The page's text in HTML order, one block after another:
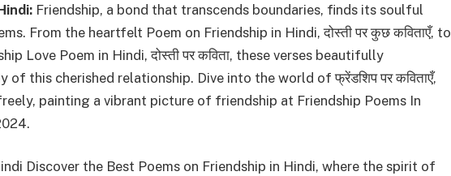
Friendship, a bond that transcends boundaries, finds its soulful
From the heartfelt Poem on Friendship in Hindi, दोस्ती पर कुछ कविताएँ, to
Love Poem in Hindi, दोस्ती पर कविता, these verses beautifully
of this cherished relationship. Dive into the world of फ्रेंडशिप पर कविताएँ,
painting a vibrant picture of friendship at Friendship Poems In
Discover the Best Poems on Friendship in Hindi, where the spirit of